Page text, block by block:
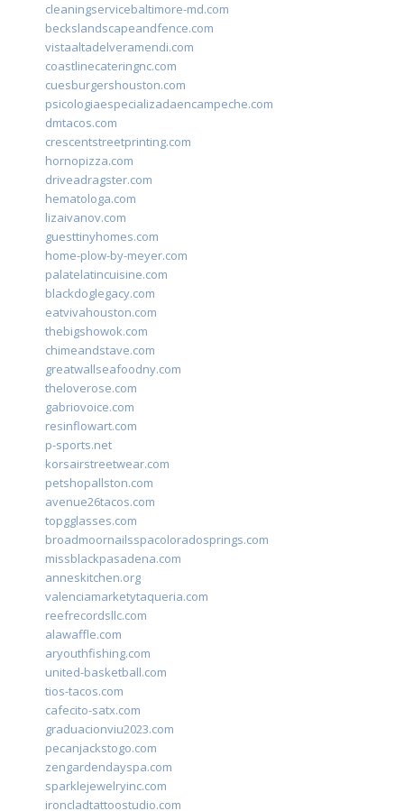
cleaningservicebaltimore-md.com
beckslandscapeandfence.com
vistaaltadelveramendi.com
coastlinecateringnc.com
cuesburgershouston.com
psicologiaespecializadaencampeche.com
dmtacos.com
crescentstreetprinting.com
hornopizza.com
driveadragster.com
hematologa.com
lizaivanov.com
guesttinyhomes.com
home-plow-by-meyer.com
palatelatincuisine.com
blackdoglegacy.com
eatvivahouston.com
thebigshowok.com
chimeandstave.com
greatwallseafoodny.com
theloverose.com
gabriovoice.com
resinflowart.com
p-sports.net
korsairstreetwear.com
petshopallston.com
avenue26tacos.com
topgglasses.com
broadmoornailsspacoloradosprings.com
missblackpasadena.com
anneskitchen.org
valenciamarketytaqueria.com
reefrecordsllc.com
alawaffle.com
aryouthfishing.com
united-basketball.com
tios-tacos.com
cafecito-satx.com
graduacionviu2023.com
pecanjackstogo.com
zengardendayspa.com
sparklejewelryinc.com
ironcladtattoostudio.com